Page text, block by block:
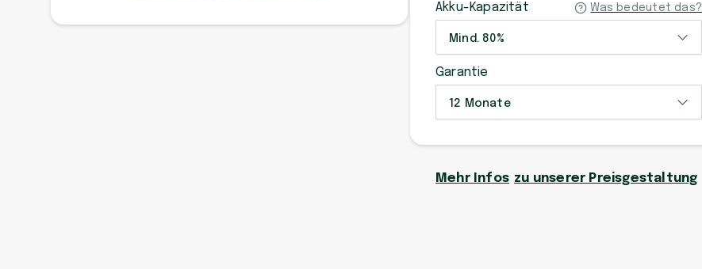
Akku-Kapazität Was bedeutet das?
Mind. 80%
Garantie
12 Monate
Mehr Infos zu unserer Preisgestaltung